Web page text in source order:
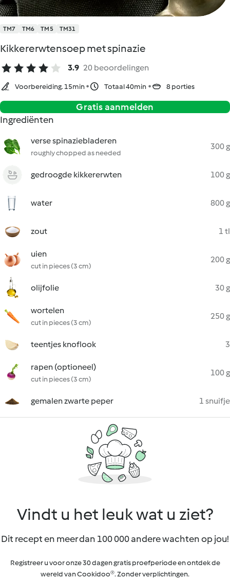
TM7 TM6 TM5 TM31
Kikkererwtensoep met spinazie
3.9 20 beoordelingen
Voorbereiding. 15min Totaal 40min 8 porties
Gratis aanmelden
Ingrediënten
verse spinaziebladeren
roughly chopped as needed
300 g
gedroogde kikkererwten 100 g
water 800 g
zout 1 tl
uien
cut in pieces (3 cm)
200 g
olijfolie 30 g
wortelen
cut in pieces (3 cm)
250 g
teentjes knoflook 3
rapen (optioneel)
cut in pieces (3 cm)
100 g
gemalen zwarte peper 1 snuifje
Vindt u het leuk wat u ziet?
Dit recept en meer dan 100 000 andere wachten op jou!
Registreer u voor onze 30 dagen gratis proefperiode en ontdek de
wereld van Cookidoo®. Zonder verplichtingen.